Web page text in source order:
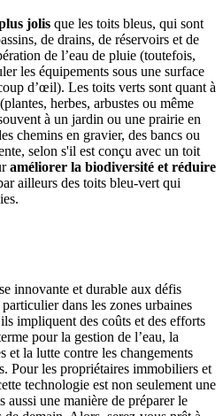
jolis que les toits bleus, qui sont
de drains, de réservoirs et de
de l’eau de pluie (toutefois,
les équipements sous une surface
d’œil). Les toits verts sont quant à
(plantes, herbes, arbustes ou même
à un jardin ou une prairie en
chemins en gravier, des bancs ou
selon s'il est conçu avec un toit
améliorer la biodiversité et réduire
ailleurs des toits bleu-vert qui
innovante et durable aux défis
dans les zones urbaines
impliquent des coûts et des efforts
pour la gestion de l’eau, la
et la lutte contre les changements
Pour les propriétaires immobiliers et
technologie est non seulement une
aussi une manière de préparer le